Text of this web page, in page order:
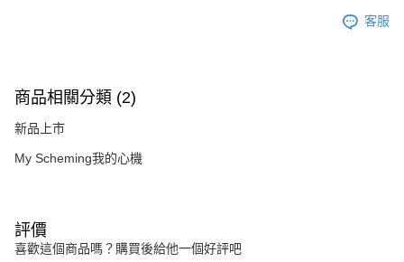
客服
商品相關分類 (2)
新品上市
My Scheming我的心機
評價
喜歡這個商品嗎？購買後給他一個好評吧